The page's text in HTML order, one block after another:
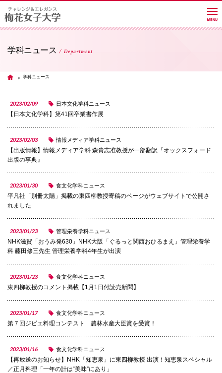
進路・就職
国際交流
産学連携
入試情報
交通アクセス
学科ニュース Department
TOP 学科ニュース
2023/02/09 日本文化学科ニュース
【日本文化学科】第41回卒業書作展
2023/02/03 情報メディア学科ニュース
【出版情報】情報メディア学科 森貴志准教授が一部翻訳『オックスフォード
出版の事典』
2023/01/30 食文化学科ニュース
平凡社「別冊太陽」掲載の東四柳教授寄稿のページがウェブサイトで公開さ
れました
2023/01/23 管理栄養学科ニュース
NHK滋賀「おうみ発630」NHK大阪「ぐるっと関西おひるまえ」管理栄養学
科 藤田修三先生 管理栄養学科4年生が出演
2023/01/23 食文化学科ニュース
東四柳教授のコメント掲載【1月1日付読売新聞】
2023/01/17 食文化学科ニュース
第７回ジビエ料理コンテスト 農林水産大臣賞を受賞！
2023/01/16 食文化学科ニュース
【再放送のお知らせ】NHK「知恵泉」に東四柳教授 出演！知恵泉スペシャル
／正月料理「一年の計は“美味”にあり」